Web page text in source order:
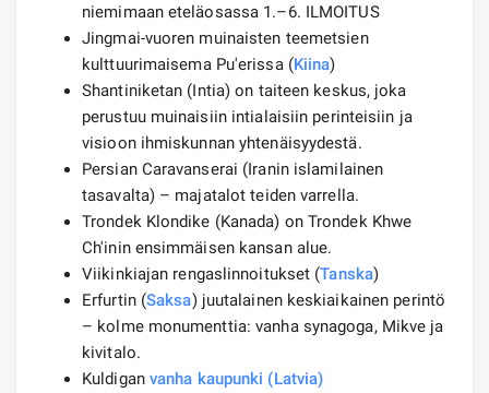
niemimaan eteläosassa 1.–6. ILMOITUS
Jingmai-vuoren muinaisten teemetsien
kulttuurimaisema Pu'erissa (Kiina)
Shantiniketan (Intia) on taiteen keskus, joka
perustuu muinaisiin intialaisiin perinteisiin ja
visioon ihmiskunnan yhtenäisyydestä.
Persian Caravanserai (Iranin islamilainen
tasavalta) – majatalot teiden varrella.
Trondek Klondike (Kanada) on Trondek Khwe
Ch'inin ensimmäisen kansan alue.
Viikinkiajan rengaslinnoitukset (Tanska)
Erfurtin (Saksa) juutalainen keskiaikainen perintö
– kolme monumenttia: vanha synagoga, Mikve ja
kivitalo.
Kuldigan vanha kaupunki (Latvia)